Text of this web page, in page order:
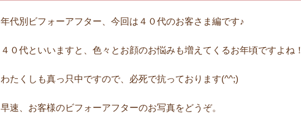
年代別ビフォーアフター、今回は４０代のお客さま編です♪
４０代といいますと、色々とお顔のお悩みも増えてくるお年頃ですよね！
わたくしも真っ只中ですので、必死で抗っております(^^;)
早速、お客様のビフォーアフターのお写真をどうぞ。